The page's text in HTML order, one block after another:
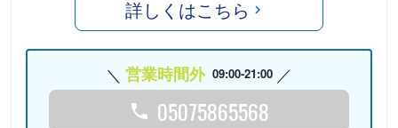
詳しくはこちら
営業時間外 09:00-21:00
05075865568